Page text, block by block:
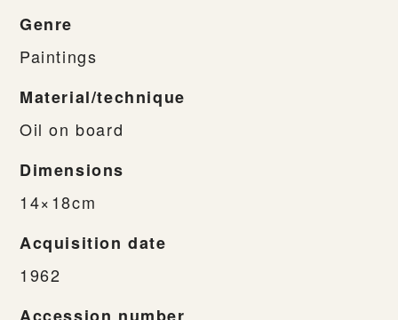
Genre
Paintings
Material/technique
Oil on board
Dimensions
14×18cm
Acquisition date
1962